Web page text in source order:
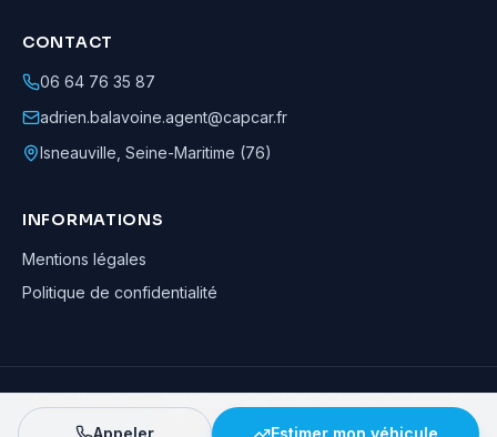
CONTACT
06 64 76 35 87
adrien.balavoine.agent@capcar.fr
Isneauville Seine-Maritime (76)
INFORMATIONS
Mentions légales
Politique de confidentialité
Adrien Balavoine—Agent automobile CapCar, Agent formateur· ©
· Tous droits réservés
Appeler Estimer mon véhicule